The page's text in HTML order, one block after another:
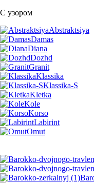
С узором
Abstraktsiya
Damas
Diana
Dozhd
Granit
Klassika
Klassika-S
Kletka
Kole
Korso
Labirint
Omut